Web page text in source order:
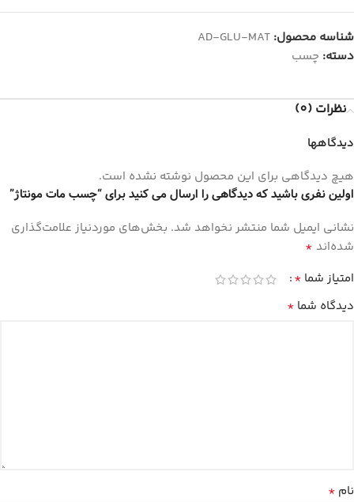
شناسه محصول: AD-GLU-MAT
دسته: چسب
نظرات (0)
دیدگاهها
هیچ دیدگاهی برای این محصول نوشته نشده است.
اولین نفری باشید که دیدگاهی را ارسال می کنید برای “چسب مات مونتاژ”
نشانی ایمیل شما منتشر نخواهد شد. بخش‌های موردنیاز علامت‌گذاری
شده‌اند *
امتیاز شما *
دیدگاه شما *
نام *